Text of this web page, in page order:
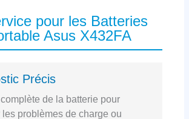
pour les Batteries
Asus X432FA
Précis
de la batterie pour
les problèmes de charge ou